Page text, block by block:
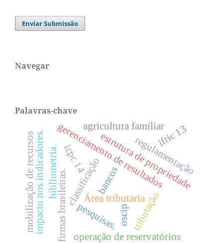
Enviar Submissão
Navegar
Palavras-chave
classificação
Área tributáriatributação
gerenciamento de resultados
estrutura de propriedade
firmas brasileiras.
agricultura familiar
bibliometria. bancos
impacto nos indicadores. regulamentação
pesquisas.
mobilização de recursos oscip
ifric 13
operação de reservatórios
icpc 14